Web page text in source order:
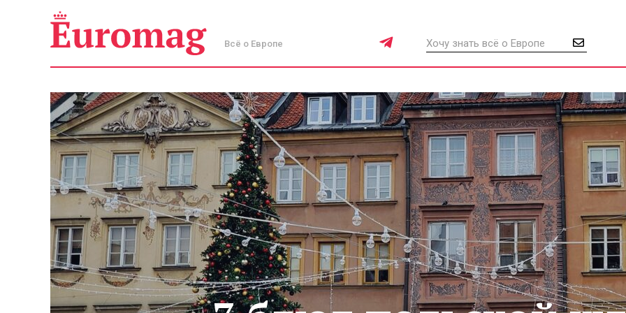
Всё о Европе